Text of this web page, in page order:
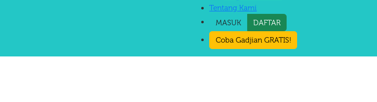
Tentang Kami
MASUK
DAFTAR
Coba Gadjian GRATIS!